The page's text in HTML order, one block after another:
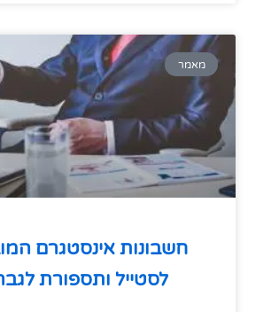
מאמר
חשבונות אינסטגרם
לסטייל ותספורת